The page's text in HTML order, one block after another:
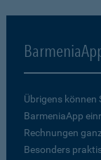
Übrigens können
BarmeniaApp
Rechnungen
Besonders